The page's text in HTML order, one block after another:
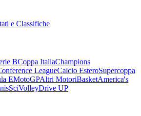
e Classifiche
BCoppa ItaliaChampions
LeagueCalcio EsteroSupercoppa
EMotoGPAltri MotoriBasketAmerica's
SciVolleyDrive UP